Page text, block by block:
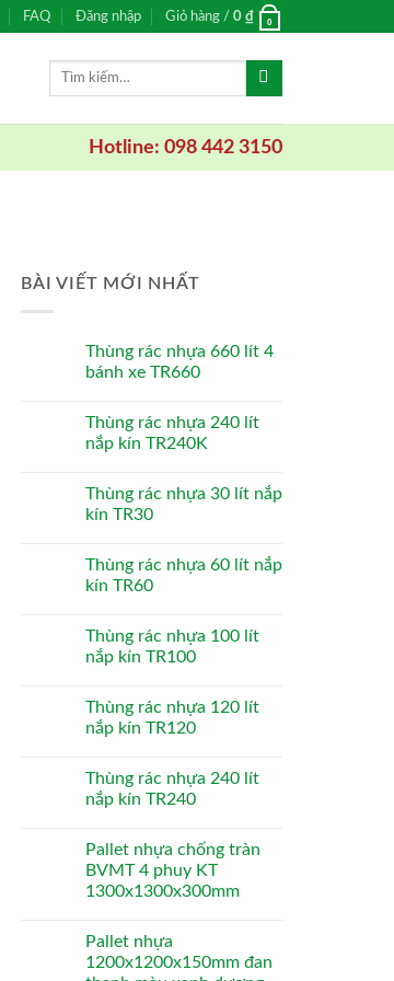
FAQ Đăng nhập Giỏ hàng / 0 ₫ 0
Tìm
Hotline: 098 442 3150
BÀI VIẾT MỚI NHẤT
Thùng rác nhựa 660 lít 4
bánh xe TR660
Thùng rác nhựa 240 lít
nắp kín TR240K
Thùng rác nhựa 30 lít nắp
kín TR30
Thùng rác nhựa 60 lít nắp
kín TR60
Thùng rác nhựa 100 lít
nắp kín TR100
Thùng rác nhựa 120 lít
nắp kín TR120
Thùng rác nhựa 240 lít
nắp kín TR240
Pallet nhựa chống tràn
BVMT 4 phuy KT
1300x1300x300mm
Pallet nhựa
1200x1200x150mm đan